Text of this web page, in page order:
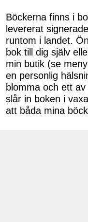
Böckerna finns i
levererat
runtom i landet.
bok till dig själv
min butik (se
en personlig
blomma och ett
slår in boken i
att båda mina